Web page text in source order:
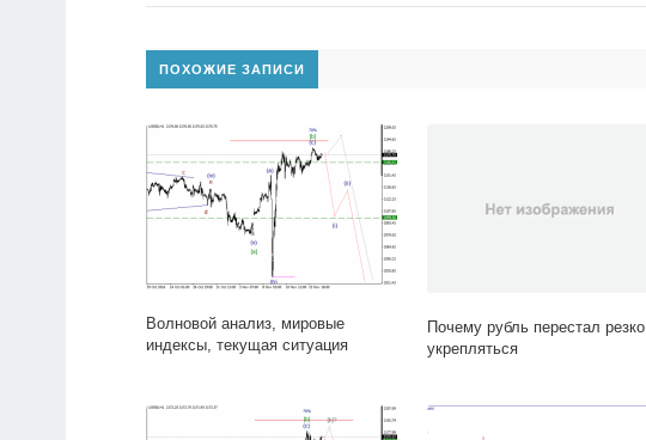
ПОХОЖИЕ ЗАПИСИ
Волновой анализ, мировые
индексы, текущая ситуация
Почему рубль перестал резко
укрепляться